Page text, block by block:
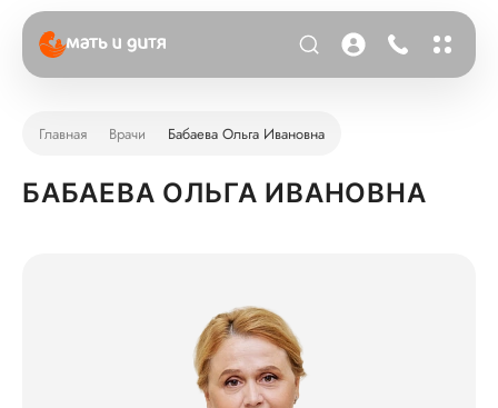
Главная Врачи Бабаева Ольга Ивановна
БАБАЕВА ОЛЬГА ИВАНОВНА